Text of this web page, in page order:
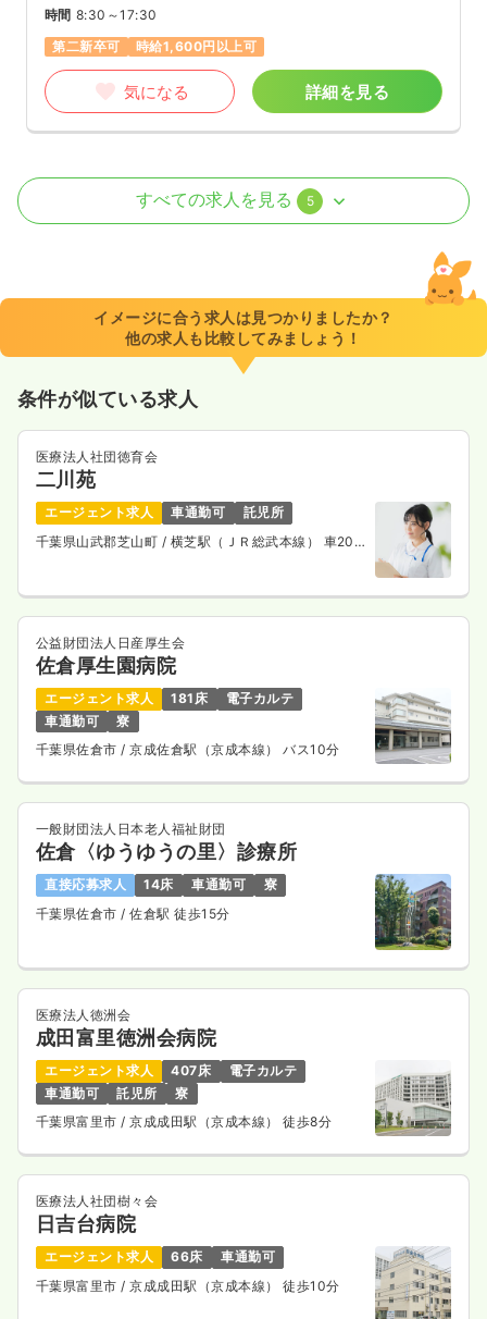
時間 8:30～17:30
第二新卒可
時給1,600円以上可
気になる 詳細を見る
病棟
8:30～17:30（休憩60分）
4週8休以上
第二新卒可 月給34万円以上可
気になる
検診・健診正看護師 大学病院
一時募集休止
給与 26.9万円〜/月
※一例
時間 8:30～17:30 （休憩60分）
日祝休み
4週8休以上
月給26万円以上可
気になる 詳細を見る
オペ室(手術室)正看護師
日勤のみ（常勤） 一時募集休止
給与 27.0万円〜/月 賞与52.3万円〜
オンコールあり
第二新卒可 月給27万円以上可
気になる
大学病院
2交代（常勤）
給与 32.4万円〜
※一例
時間 8:30～17:30（休憩60分）
すべての求人を見る 5
イメージに合う求人は見つかりましたか？
他の求人も比較してみましょう！
条件が似ている求人
医療法人社団徳育会
二川苑
エージェント求人 車通勤可
託児所
千葉県山武郡芝山町 / 横芝駅（ＪＲ総武本線） 車20
公益財団法人日産厚生会
佐倉厚生園病院
エージェント求人 181床
電子カルテ
車通勤可
寮
千葉県佐倉市/ 京成佐倉駅（京成本線） バス10分
一般財団法人日本老人福祉財団
佐倉〈ゆうゆうの里〉診療所
直接応募求人 14床 車通勤可
寮
千葉県佐倉市 / 佐倉駅 徒歩15分
医療法人徳洲会
成田富里徳洲会病院
エージェント求人 407床
電子カルテ
車通勤可
託児所
寮
千葉県富里市/ 京成成田駅（京成本線） 徒歩8分
医療法人社団樹々会
日吉台病院
エージェント求人 66床
車通勤可
千葉県富里市 / 京成成田駅（京成本線） 徒歩10分